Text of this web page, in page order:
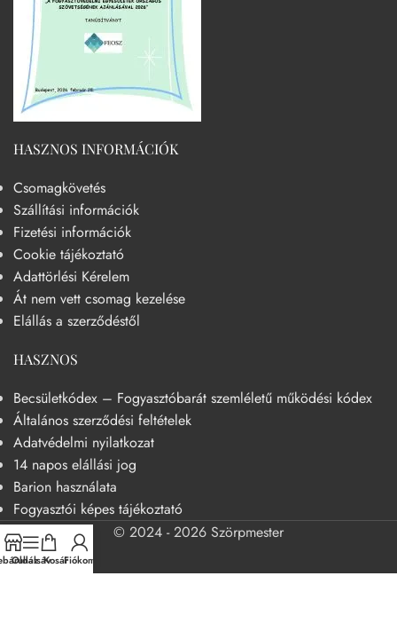
HASZNOS INFORMÁCIÓK
Csomagkövetés
Szállítási információk
Fizetési információk
Cookie tájékoztató
Adattörlési Kérelem
Át nem vett csomag kezelése
Elállás a szerződéstől
HASZNOS
Becsületkódex – Fogyasztóbarát szemléletű működési kódex
Általános szerződési feltételek
Adatvédelmi nyilatkozat
14 napos elállási jog
Barion használata
Fogyasztói képes tájékoztató
© 2024 - 2026 Szörpmester
OldalsávKosárFiókom